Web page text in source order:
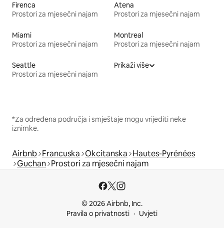
Firenca
Prostori za mjesečni najam
Atena
Prostori za mjesečni najam
Miami
Prostori za mjesečni najam
Montreal
Prostori za mjesečni najam
Seattle
Prostori za mjesečni najam
Prikaži više
*Za određena područja i smještaje mogu vrijediti neke
iznimke.
Airbnb Francuska Okcitanska Hautes-Pyrénées
Guchan Prostori za mjesečni najam
© 2026 Airbnb, Inc.
Pravila o privatnosti
Uvjeti